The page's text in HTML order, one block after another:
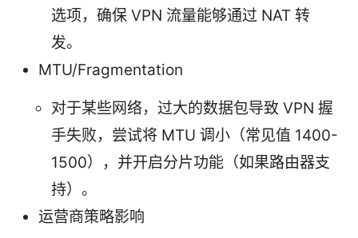
选项，确保 VPN 流量能够通过 NAT 转
发。
MTU/Fragmentation
对于某些网络，过大的数据包导致 VPN 握
手失败，尝试将 MTU 调小（常见值 1400-
1500），并开启分片功能（如果路由器支
持）。
运营商策略影响